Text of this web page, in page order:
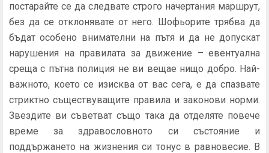
постарайте се да следвате строго начертания маршрут,
без да се отклонявате от него. Шофьорите трябва да
бъдат особено внимателни на пътя и да не допускат
нарушения на правилата за движение – евентуална
среща с пътна полиция не ви вещае нищо добро. Най-
важното, което се изисква от вас сега, е да спазвате
стриктно съществуващите правила и законови норми.
Звездите ви съветват също така да отделяте повече
време за здравословното си състояние и
поддържането на жизнения си тонус в равновесие. В